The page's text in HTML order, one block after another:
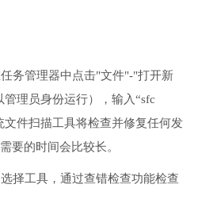
务管理器中点击"文件"-"打开新
理员身份运行），输入“sfc
文件扫描工具将检查并修复任何发
要的时间会比较长。
择工具，通过查错检查功能检查